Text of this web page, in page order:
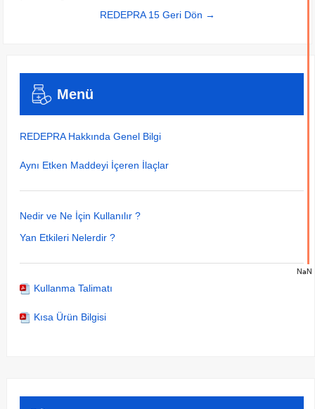
REDEPRA 15 Geri Dön →
Menü
REDEPRA Hakkında Genel Bilgi
Aynı Etken Maddeyi İçeren İlaçlar
Nedir ve Ne İçin Kullanılır ?
Yan Etkileri Nelerdir ?
Kullanma Talimatı
Kısa Ürün Bilgisi
NaN